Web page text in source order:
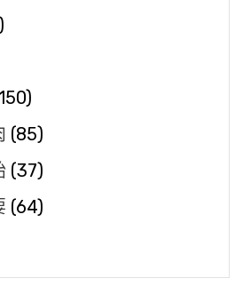
(85)
(37)
(64)